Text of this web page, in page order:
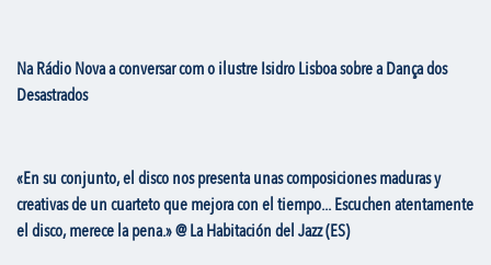
Na Rádio Nova a conversar com o ilustre Isidro Lisboa sobre a Dança dos
Desastrados
«En su conjunto, el disco nos presenta unas composiciones maduras y
creativas de un cuarteto que mejora con el tiempo... Escuchen atentamente
el disco, merece la pena.» @ La Habitación del Jazz (ES)